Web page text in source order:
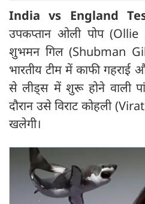
India vs England
उपकप्तान ओली पोप (Ollie
शुभमन गिल (Shubman
भारतीय टीम में काफी गहराई
से लीड्स में शुरू होने वाली
दौरान उसे विराट कोहली
खलेगी।